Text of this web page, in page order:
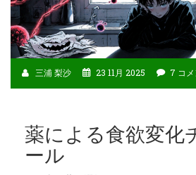
三浦 梨沙 23 11月 2025 7 コメ
薬による食欲変化
ール